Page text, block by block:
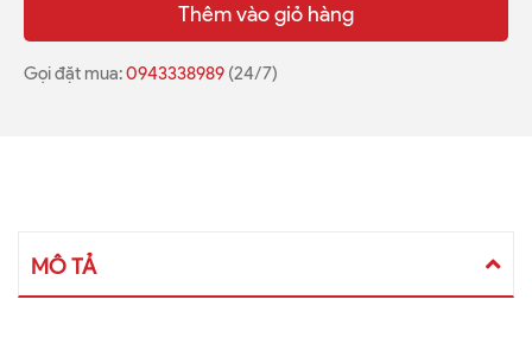
Thêm vào giỏ hàng
Gọi đặt mua:0943338989 (24/7)
MÔ TẢ